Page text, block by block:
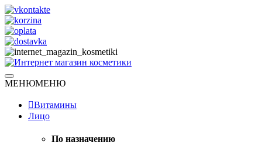
Skip
to
content
Интернет магазин косметики
Натуральная косметика
МЕНЮМЕНЮ
Витамины
Лицо
По назначению